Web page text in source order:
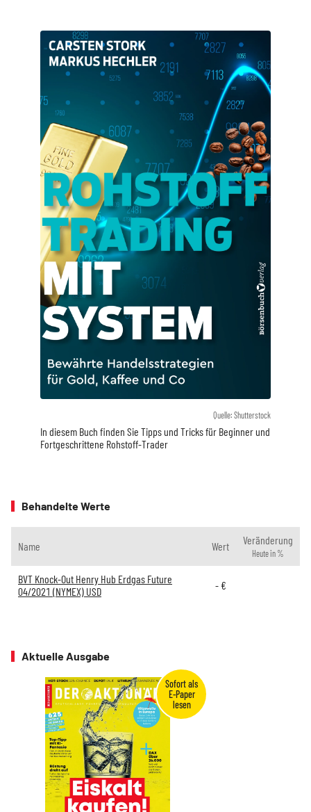
Quelle: Shutterstock
In diesem Buch finden Sie Tipps und Tricks für Beginner und
Fortgeschrittene Rohstoff-Trader
Behandelte Werte
Name Wert Veränderung
Heute in %
BVT Knock-Out Henry Hub Erdgas Future
04/2021 (NYMEX) USD
-€
Aktuelle Ausgabe